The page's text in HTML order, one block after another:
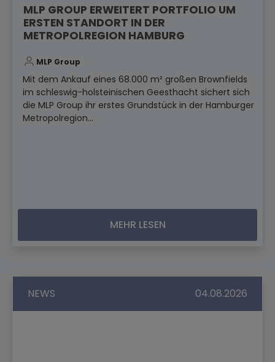
MLP GROUP ERWEITERT PORTFOLIO UM
ERSTEN STANDORT IN DER
METROPOLREGION HAMBURG
MLP Group
Mit dem Ankauf eines 68.000 m² großen Brownfields
im schleswig-holsteinischen Geesthacht sichert sich
die MLP Group ihr erstes Grundstück in der Hamburger
Metropolregion...
MEHR LESEN
NEWS 04.08.2026